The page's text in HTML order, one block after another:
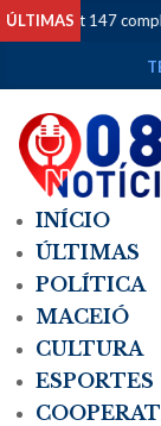
ÚLTIMAS
Fiat 147
INÍCIO
ÚLTIMAS
POLÍTICA
MACEIÓ
CULTURA
ESPORTES